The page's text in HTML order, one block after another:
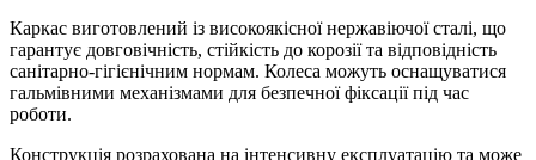
Каркас виготовлений із високоякісної нержавіючої сталі, що
гарантує довговічність, стійкість до корозії та відповідність
санітарно-гігієнічним нормам. Колеса можуть оснащуватися
гальмівними механізмами для безпечної фіксації під час
роботи.
Конструкція розрахована на інтенсивну експлуатацію та може